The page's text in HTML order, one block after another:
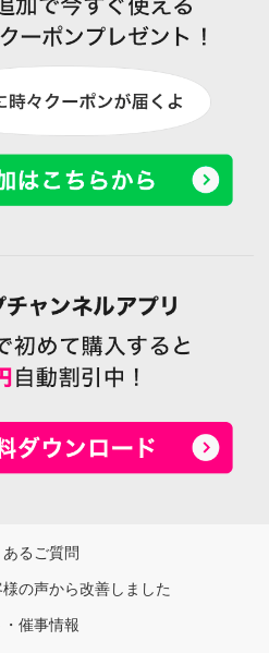
あるご質問
様の声から改善しました
催事情報